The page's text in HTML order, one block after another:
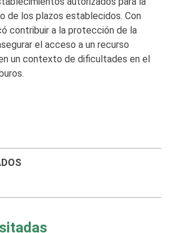
de los plazos establecidos. Con
contribuir a la protección de la
el acceso a un recurso
un contexto de dificultades en el